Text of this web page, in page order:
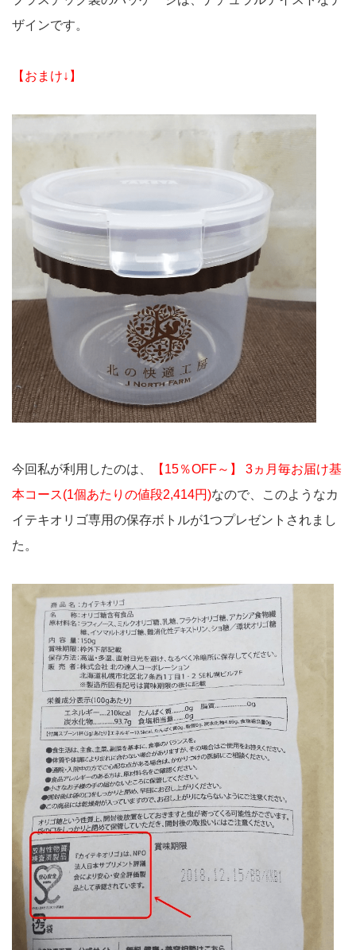
ザインです。
【おまけ↓】
今回私が利用したのは、
【15％OFF～】 3ヵ月毎お届け基
本コース(1個あたりの値段2,414円)なので、このようなカ
イテキオリゴ専用の保存ボトルが1つプレゼントされまし
た。